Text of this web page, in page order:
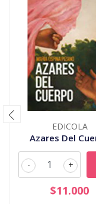
EDICOLA
Azares Del
+
-
$11.000